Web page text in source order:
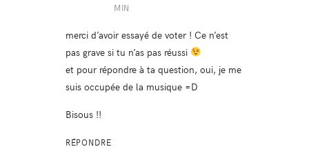
MIN
merci d’avoir essayé de voter ! Ce n’est
pas grave si tu n’as pas réussi
et pour répondre à ta question, oui, je me
suis occupée de la musique =D
Bisous !!
RÉPONDRE